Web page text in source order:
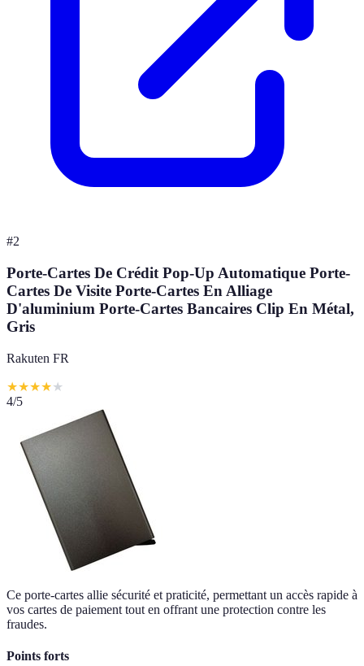
#2
Porte-Cartes De Crédit Pop-Up Automatique Porte-
Cartes De Visite Porte-Cartes En Alliage
D'aluminium Porte-Cartes Bancaires Clip En Métal,
Gris
Rakuten FR
★★★★★
4/5
Ce porte-cartes allie sécurité et praticité, permettant un accès rapide à
vos cartes de paiement tout en offrant une protection contre les
fraudes.
Points forts